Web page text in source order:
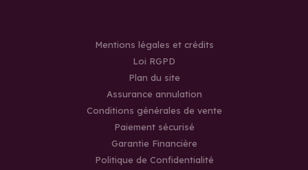
Mentions légales et crédits
Loi RGPD
Plan du site
Assurance annulation
Conditions générales de vente
Paiement sécurisé
Garantie Financière
Politique de Confidentialité